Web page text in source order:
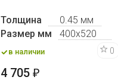
Толщина
0.45 мм
Размер мм
400х520
в наличии 0
4 705₽